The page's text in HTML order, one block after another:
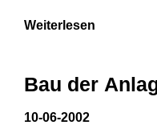
Weiterlesen
Bau der
10-06-2002